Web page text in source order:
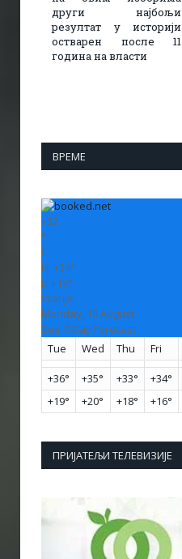
други најбољи
резултат у историји
остварен после 11
година на власти
ВРЕМЕ
+32
°
C
H: +34°
L: +19°
Vranje
Monday, 10 August
See 7-Day Forecast
Tue
Wed Thu Fri
+36° +35° +33° +34°
+19° +20° +18° +16°
ПРИЈАТЕЉИ ТЕЛЕВИЗИЈЕ